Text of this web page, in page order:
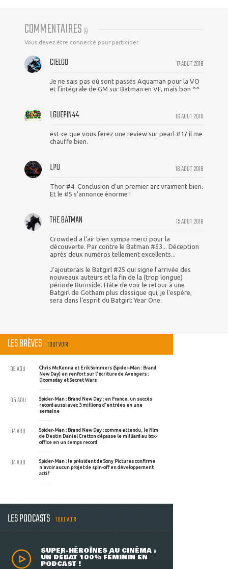
COMMENTAIRES (4)
Vous devez être connecté pour participer
17 AOUT 2018
CIELOO
Je ne sais pas où sont passés Aquaman pour la VO
et l'intégrale de GM sur Batman en VF, mais bon ^^
16 AOUT 2018
LGUEPIN44
est-ce que vous ferez une review sur pearl #1? il me
chauffe bien.
16 AOUT 2018
LPU
Thor #4. Conclusion d'un premier arc vraiment bien.
Et le #5 s'annonce énorme !
15 AOUT 2018
THE BATMAN
Crowded a l'air bien sympa merci pour la
découverte. Par contre le Batman #53... Déception
après deux numéros tellement excellents...
J'ajouterais le Batgirl #25 qui signe l'arrivée des
nouveaux auteurs et la fin de la (trop longue)
période Burnside. Hâte de voir le retour à une
Batgirl de Gotham plus classique qui, je l'espère,
sera dans l'esprit du Batgirl: Year One.
LES BRÈVES TOUT VOIR
Chris McKenna et Erik Sommers (Spider-Man : Brand
New Day) en renfort sur l'écriture de Avengers :
Doomsday et Secret Wars
06 AOU
Spider-Man : Brand New Day : en France, un succès
record aussi avec 3 millions d'entrées en une
semaine
05 AOU
Spider-Man : Brand New Day : comme attendu, le film
de Destin Daniel Cretton dépasse le milliard au box-
office en un temps record
04 AOU
Spider-Man : le président de Sony Pictures confirme
n'avoir aucun projet de spin-off en développement
actif
04 AOU
LES PODCASTS TOUT VOIR
SUPER-HÉROÏNES AU CINÉMA :
UN DÉBAT 100% FÉMININ EN
PODCAST !